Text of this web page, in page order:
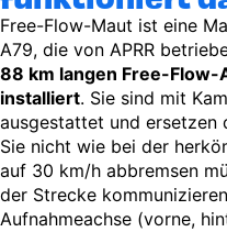
Free-Flow-Maut ist eine
A79, die von APRR
88 km langen Free-Flow-
installiert. Sie sind mit
ausgestattet und ersetzen
Sie nicht wie bei der
auf 30 km/h abbremsen
der Strecke
Aufnahmeachse (vorne,